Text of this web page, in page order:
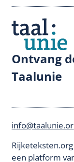
Ontvang
Taalunie
een platform